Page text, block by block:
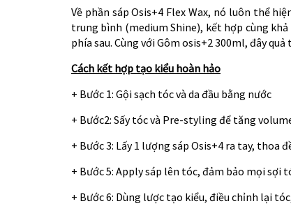
Về phần sáp Osis+4 Flex Wax, nó luôn thể
trung bình (medium Shine), kết hợp cùng
phía sau. Cùng với Gôm osis+2 300ml, đây
Cách kết hợp tạo kiểu hoàn hảo
+ Bước 1: Gội sạch tóc và da đầu bằng nước
+ Bước2: Sấy tóc và Pre-styling để tăng
+ Bước 3: Lấy 1 lượng sáp Osis+4 ra tay, thoa
+ Bước 5: Apply sáp lên tóc, đảm bảo mọi sợi
+ Bước 6: Dùng lược tạo kiểu, điều chỉnh lại